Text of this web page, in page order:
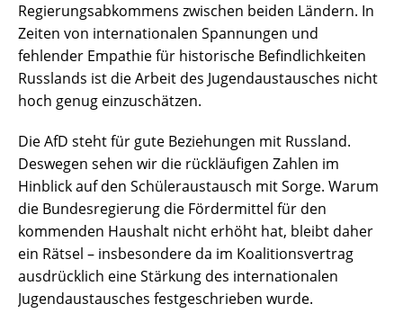
Regierungsabkommens zwischen beiden Ländern. In
Zeiten von internationalen Spannungen und
fehlender Empathie für historische Befindlichkeiten
Russlands ist die Arbeit des Jugendaustausches nicht
hoch genug einzuschätzen.
Die AfD steht für gute Beziehungen mit Russland.
Deswegen sehen wir die rückläufigen Zahlen im
Hinblick auf den Schüleraustausch mit Sorge. Warum
die Bundesregierung die Fördermittel für den
kommenden Haushalt nicht erhöht hat, bleibt daher
ein Rätsel – insbesondere da im Koalitionsvertrag
ausdrücklich eine Stärkung des internationalen
Jugendaustausches festgeschrieben wurde.